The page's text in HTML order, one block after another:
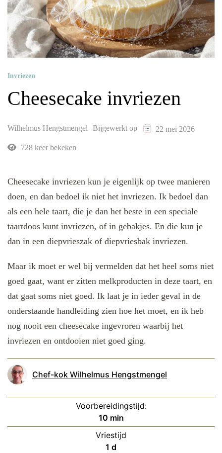
Invriezen
Cheesecake invriezen
Wilhelmus Hengstmengel Bijgewerkt op 22 mei 2026
728 keer bekeken
Cheesecake invriezen kun je eigenlijk op twee manieren
doen, en dan bedoel ik niet het invriezen. Ik bedoel dan
als een hele taart, die je dan het beste in een speciale
taartdoos kunt invriezen, of in gebakjes. En die kun je
dan in een diepvrieszak of diepvriesbak invriezen.
Maar ik moet er wel bij vermelden dat het heel soms niet
goed gaat, want er zitten melkproducten in deze taart, en
dat gaat soms niet goed. Ik laat je in ieder geval in de
onderstaande handleiding zien hoe het moet, en ik heb
nog nooit een cheesecake ingevroren waarbij het
invriezen en ontdooien niet goed ging.
Chef-kok Wilhelmus Hengstmengel
Voorbereidingstijd:
10minuten
min
Vriestijd
1 dag
d